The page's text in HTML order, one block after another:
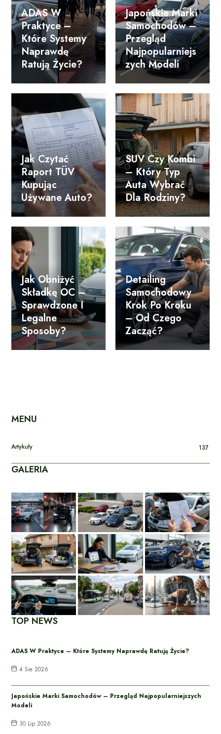
ADAS W
Praktyce –
Które Systemy
Naprawdę
Ratują Życie?
Japońskie Marki
Samochodów –
Przegląd
Najpopularniejs
Zych Modeli
Jak Czytać
Raport TÜV
Kupując
Używane Auto?
SUV Czy Kombi
– Który Typ
Auta Wybrać
Dla Rodziny?
Jak Obniżyć
Składkę OC –
Sprawdzone I
Legalne
Sposoby?
Detailing
Samochodowy
Krok Po Kroku
– Od Czego
Zacząć?
MENU
Artykuły 137
GALERIA
TOP NEWS
ADAS W Praktyce – Które Systemy Naprawdę Ratują Życie?
4 Sie 2026
Japońskie Marki Samochodów – Przegląd Najpopularniejszych
Modeli
30 Lip 2026